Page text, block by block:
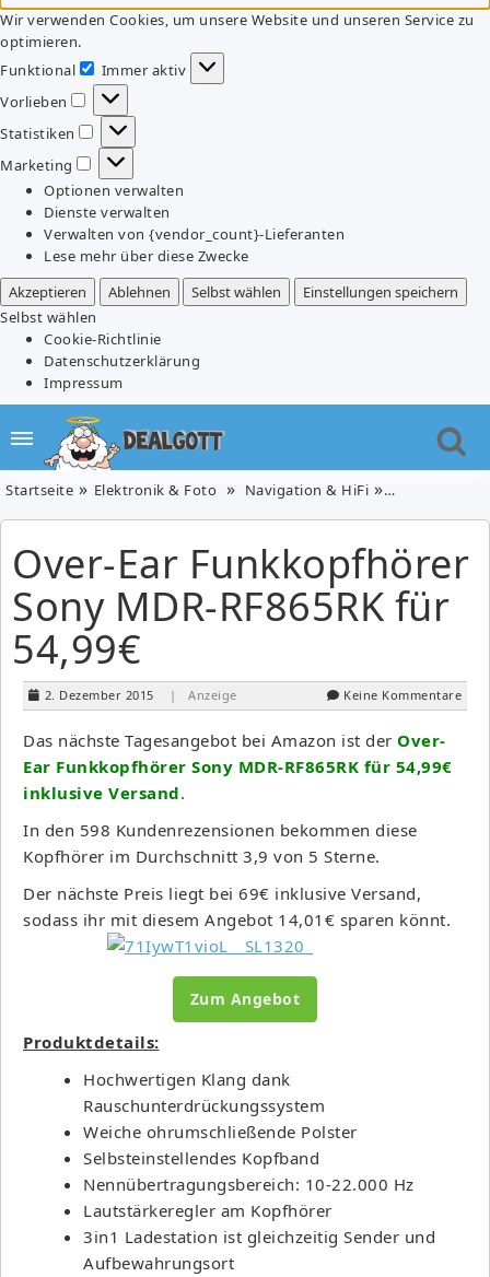
Wir verwenden Cookies, um unsere Website und unseren Service zu
optimieren.
Funktional
Funktional
Immer aktiv
Vorlieben
Vorlieben
Statistiken
Statistiken
Marketing
Marketing
Optionen verwalten
Dienste verwalten
Verwalten von {vendor_count}-Lieferanten
Lese mehr über diese Zwecke
Akzeptieren
Ablehnen Selbst wählen
Einstellungen speichern
Selbst wählen
Cookie-Richtlinie
Datenschutzerklärung
Impressum
Startseite Elektronik & Foto Navigation & HiFi Over-Ear
Over-Ear Funkkopfhörer
Sony MDR-RF865RK für
54,99€
2. Dezember 2015 | Anzeige Keine Kommentare
Das nächste Tagesangebot bei Amazon ist der Over-
Ear Funkkopfhörer Sony MDR-RF865RK für 54,99€
inklusive Versand.
In den 598 Kundenrezensionen bekommen diese
Kopfhörer im Durchschnitt 3,9 von 5 Sterne.
Der nächste Preis liegt bei 69€ inklusive Versand,
sodass ihr mit diesem Angebot 14,01€ sparen könnt.
Zum Angebot
Produktdetails:
Hochwertigen Klang dank
Rauschunterdrückungssystem
Weiche ohrumschließende Polster
Selbsteinstellendes Kopfband
Nennübertragungsbereich: 10-22.000 Hz
Lautstärkeregler am Kopfhörer
3in1 Ladestation ist gleichzeitig Sender und
Aufbewahrungsort